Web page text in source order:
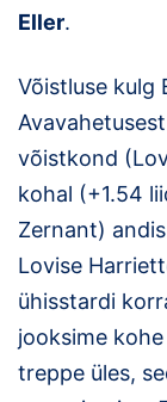
Eller.
Võistluse kulg
võistkond
kohal (+1.54
Zernant)
Lovise
ühisstardi
jooksime
treppe üles,